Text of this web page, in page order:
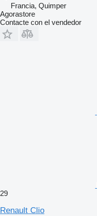
Francia, Quimper
Agorastore
Contacte con el vendedor
29
Renault Clio